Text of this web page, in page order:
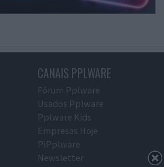
CANAIS PPLWARE
Fórum Pplware
Usados Pplware
Pplware Kids
Empresas Hoje
PiPplware
Newsletter